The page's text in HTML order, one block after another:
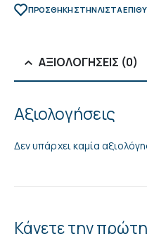
ΠΡΌΣΘΉΚΗ ΣΤΗΝ ΛΊΣΤΑ
ΑΞΙΟΛΟΓΉΣΕΙΣ (0)
Αξιολογήσεις
Δεν υπάρχει καμία
Κάνετε την